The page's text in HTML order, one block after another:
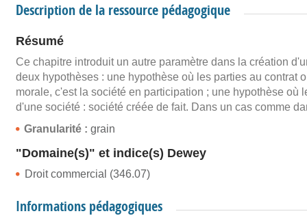
Description de la ressource pédagogique
Résumé
Ce chapitre introduit un autre paramètre dans la création
deux hypothèses : une hypothèse où les parties au
morale, c'est la société en participation ; une hypothèse
d'une société : société créée de fait. Dans un cas comme
Granularité : grain
"Domaine(s)" et indice(s) Dewey
Droit commercial (346.07)
Informations pédagogiques